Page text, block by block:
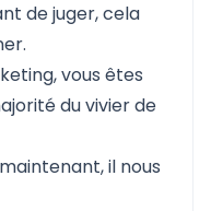
de juger, cela
vous êtes
du vivier de
il nous